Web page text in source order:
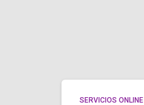
SERVICIOS ONLINE